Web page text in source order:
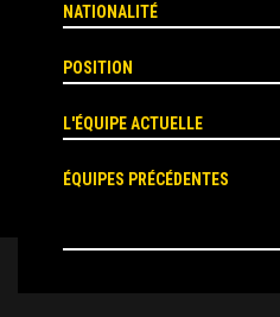
NATIONALITÉ
POSITION
L'ÉQUIPE ACTUELLE
ÉQUIPES PRÉCÉDENTES